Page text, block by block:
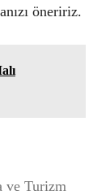
öneririz.
ve Turizm